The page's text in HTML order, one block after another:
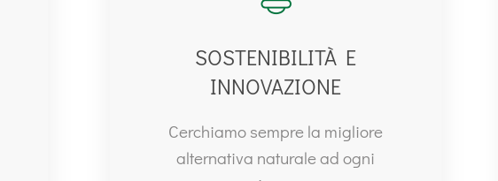
SOSTENIBILITÀ E
INNOVAZIONE
Cerchiamo sempre la migliore
alternativa naturale ad ogni